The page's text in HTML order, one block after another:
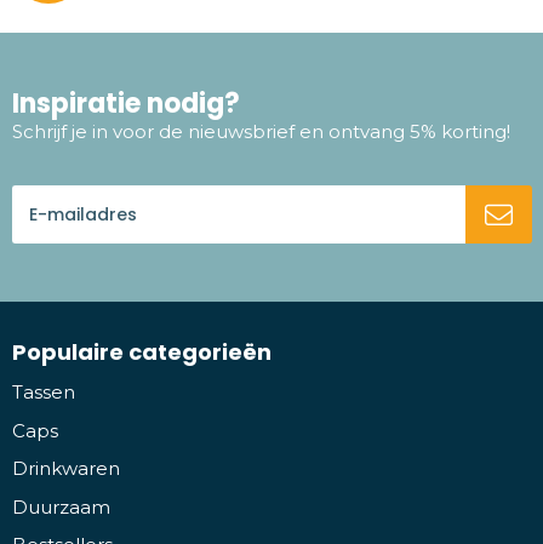
Inspiratie nodig?
Schrijf je in voor de nieuwsbrief en ontvang 5% korting!
Populaire categorieën
Tassen
Caps
Drinkwaren
Duurzaam